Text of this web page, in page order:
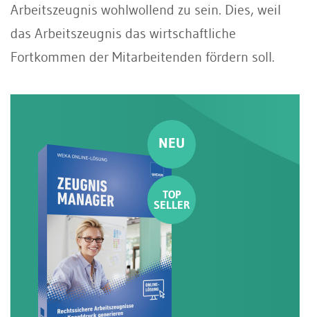
Arbeitszeugnis wohlwollend zu sein. Dies, weil
das Arbeitszeugnis das wirtschaftliche
Fortkommen der Mitarbeitenden fördern soll.